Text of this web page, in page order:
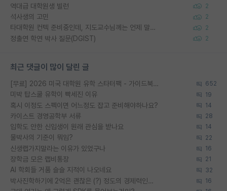
역대급 대학원생 빌런 2
석사생의 고민 2
타대학원 컨텍 준비중인데, 지도교수님께는 언제 말씀드려야 할까요? 2
정출연 학연 박사 질문(DGIST) 2
최근 댓글이 많이 달린 글
[무료] 2026 미국 대학원 유학 스타터팩 - 가이드북 & 합격자 컨택메일 템플릿 652
미박 탑스쿨 유학이 빡세진 이유 19
혹시 이정도 스펙이면 어느정도 잡고 준비해야하나요? 14
카이스트 경영공학부 서류 28
입학도 안한 신입생이 원래 관심을 받나요 14
물박사의 기준이 뭐임? 22
신생랩가지말라는 이유가 있었구나 16
장학금 모은 랩비통장 21
AI 학회들 거품 슬슬 지적이 나오네요 32
박사진학하기에 2억은 괜찮은 (?) 정도의 경제력인가요 16